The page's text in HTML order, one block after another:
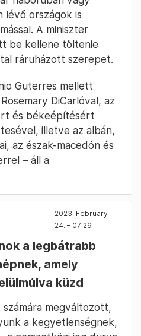
lévő országok is
A miniszter
be kellene töltenie
ráruházott szerepet.
Guterres mellett
DiCarlóval, az
és békeépítésért
illetve az albán,
az észak-macedón és
– áll a
2023. February
24. – 07:29
a legbátrabb
amely
küzd
számára megváltozott,
a kegyetlenségnek,